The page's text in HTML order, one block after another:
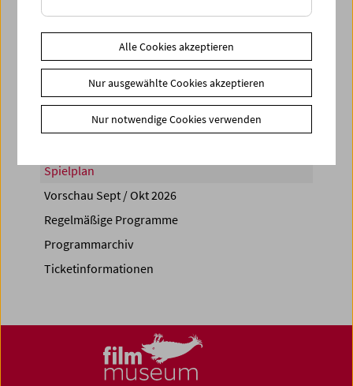
Share on
Spielplan
Vorschau Sept / Okt 2026
Regelmäßige Programme
Programmarchiv
Ticketinformationen
Alle Cookies akzeptieren
Nur ausgewählte Cookies akzeptieren
Nur notwendige Cookies verwenden